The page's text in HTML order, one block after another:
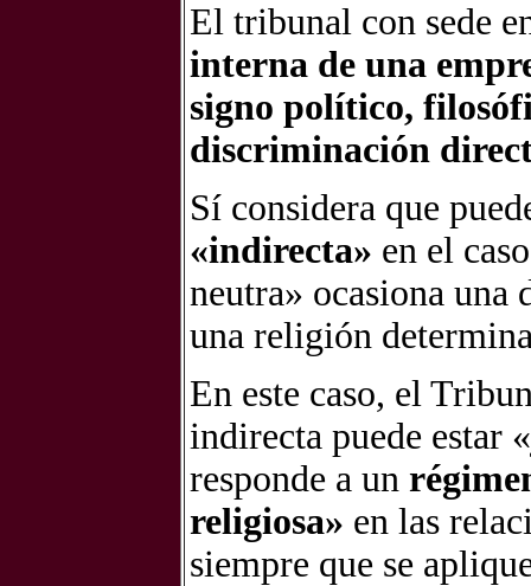
El tribunal con sede
interna de una
signo político,
discriminación
Sí considera que
«indirecta» en el
neutra» ocasiona una
una religión
En este caso, el
indirecta puede estar
responde a un
religiosa» en las
siempre que se